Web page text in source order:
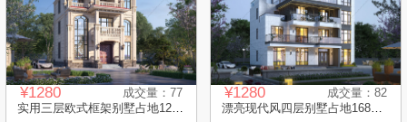
¥1280
成交量：77
实用三层欧式框架别墅占地123...
¥1280
成交量：82
漂亮现代风四层别墅占地168平...